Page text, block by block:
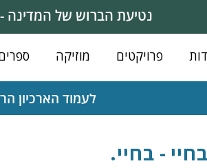
נטיעת הברוש של המדינה
פרויקטים מוזיקה
לעמוד הארכיון
- בחיי.